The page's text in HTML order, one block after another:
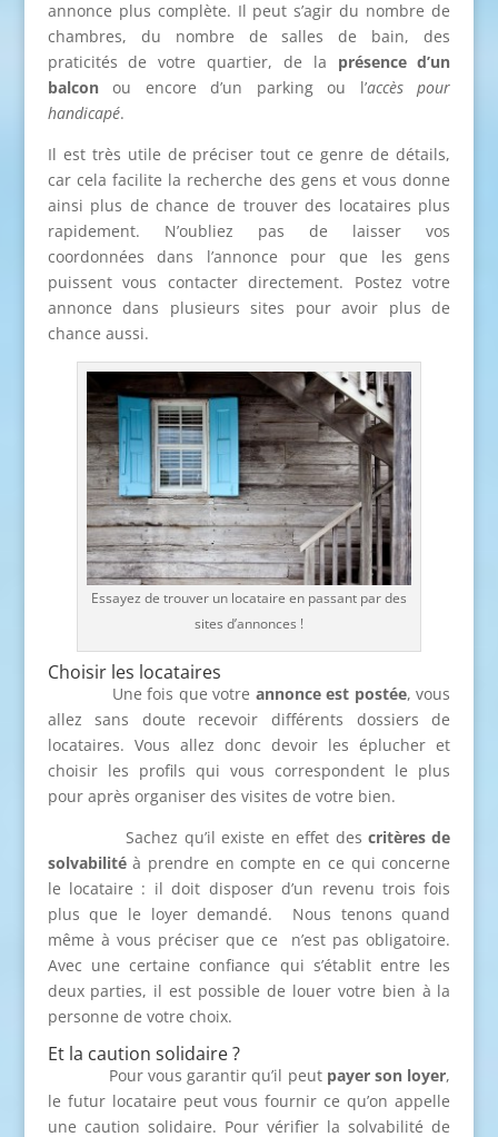
annonce plus complète. Il peut s’agir du nombre de
chambres, du nombre de salles de bain, des
praticités de votre quartier, de la présence d’un
balconou encore d’un parking ou l’accès pour
handicapé.
Il est très utile de préciser tout ce genre de détails,
car cela facilite la recherche des gens et vous donne
ainsi plus de chance de trouver des locataires plus
rapidement. N’oubliez pas de laisser vos
coordonnées dans l’annonce pour que les gens
puissent vous contacter directement. Postez votre
annonce dans plusieurs sites pour avoir plus de
chance aussi.
Essayez de trouver un locataire en passant par des
sites d’annonces !
Choisir les locataires
Une fois que votre annonce est postée, vous
allez sans doute recevoir différents dossiers de
locataires. Vous allez donc devoir les éplucher et
choisir les profils qui vous correspondent le plus
pour après organiser des visites de votre bien.
Sachez qu’il existe en effet des critères de
solvabilitéà prendre en compte en ce qui concerne
le locataire : il doit disposer d’un revenu trois fois
plus que le loyer demandé. Nous tenons quand
même à vous préciser que ce n’est pas obligatoire.
Avec une certaine confiance qui s’établit entre les
deux parties, il est possible de louer votre bien à la
personne de votre choix.
Et la caution solidaire ?
Pour vous garantir qu’il peut payer son loyer,
le futur locataire peut vous fournir ce qu’on appelle
une caution solidaire. Pour vérifier la solvabilité de